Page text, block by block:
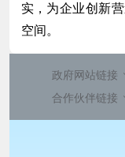
实，为企业创新
空间。
政府网站链接
合作伙伴链接